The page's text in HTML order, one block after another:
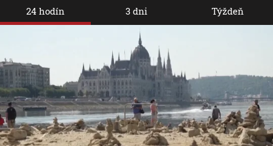
24 hodín 3 dni Týždeň